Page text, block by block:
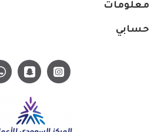
معلومات
حسابي